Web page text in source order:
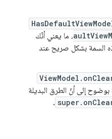
، ما يعني أنّك
السمة بشكل صريح عند
بوضوح إلى أنّ الطرق البديلة
.